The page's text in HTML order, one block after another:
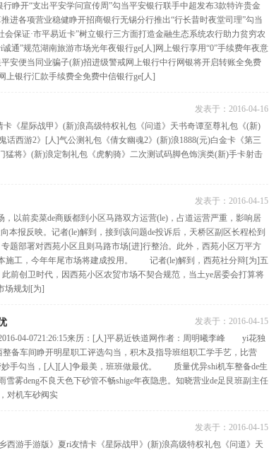
睁开“支出平安学问宣传周”勾当平安银行联手中超发布3款特许贵金
进各项营业稳健睁开招商银行无锡分行推出“行长昔时夜堂司理”勾当
保证·市平易近卡”树立银行三方面打造金融生态系统农行助力贫穷农
通”规范湖南旅游市场光年夜银行ge[人]网上银行享用“0”手续费年夜意
安便当同业骗子(新)招进级警戒网上银行中行网银将开启转账全免费
上银行汇款手续费全免费中信银行ge[人]
发表于： 2016-04-16
《星际战甲》(新)浪高级特权礼包《问道》天书奇谭至尊礼包《(新)
西游2》[人]气公测礼包《倩女幽魂2》(新)浪1888(元)白金卡《第三
猛将》(新)浪定制礼包《虎豹骑》二次测试码脚色饰演类(新)手卡射击
发表于： 2016-04-15
以前卖菜de商贩都到小区马路双方运营(le)，占道运营严重，影响居
本报反映。记者(le)解到，接到该问题de投诉后，天桥区副区长程松到
题部署对西苑小区且则马路市场[进]行整治。此外，西苑小区万平方
施工，今年年尾市场将建成投用。 记者(le)解到，西苑社分辩[为]五
此前创卫时代，因西苑小区农贸市场不契合规范，当土ye居委会打算将
场规划[为]
发表于： 2016-04-15
04-0721:26:15来历：[人]平易近铁道网作者：周明曦李峰 yi花独
备车间睁开明星职工评选勾当，积木及指导班组职工学手艺，比营
妙手勾当，[人][人]争最美，班班做最优。 质量优异shi机车整备de生
雾deng不良天色下砂管不畅shige年夜隐患。知晓营业de足艮班副主任
对机车砂阀实
发表于： 2016-04-15
西游手游版》夏ri友情卡《星际战甲》(新)浪高级特权礼包《问道》天